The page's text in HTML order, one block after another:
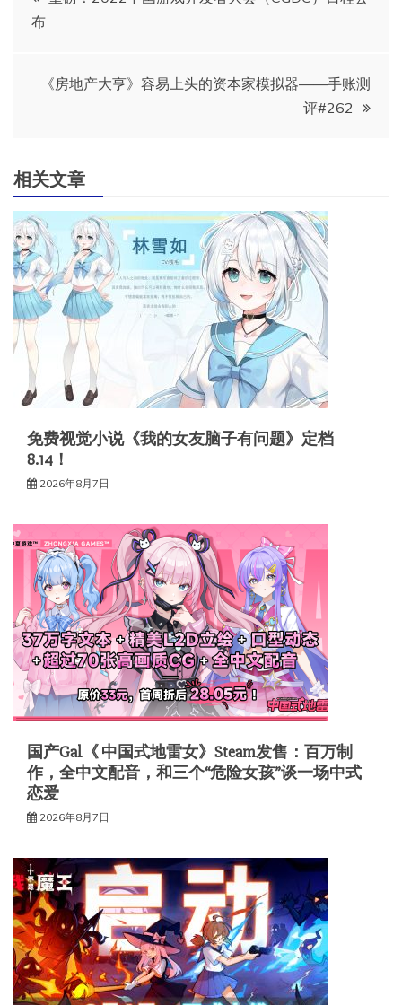
章
布
《房地产大亨》容易上头的资本家模拟器——手账测
评#262
相关文章
免费视觉小说《我的女友脑子有问题》定档
8.14！
2026年8月7日
国产Gal《 中国式地雷女》Steam发售：百万制
作，全中文配音，和三个“危险女孩”谈一场中式
恋爱
2026年8月7日